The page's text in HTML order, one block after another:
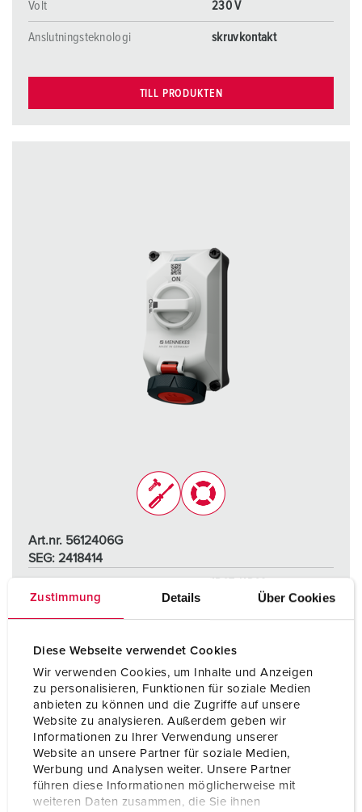
Zustimmung Details Über Cookies
Diese Webseite verwendet Cookies
Wir verwenden Cookies, um Inhalte und Anzeigen
zu personalisieren, Funktionen für soziale Medien
anbieten zu können und die Zugriffe auf unsere
Website zu analysieren. Außerdem geben wir
Informationen zu Ihrer Verwendung unserer
Website an unsere Partner für soziale Medien,
Werbung und Analysen weiter. Unsere Partner
führen diese Informationen möglicherweise mit
weiteren Daten zusammen, die Sie ihnen
Volt 230 V
Anslutningsteknologi skruvkontakt
TILL PRODUKTEN
Art.nr. 5612406G
SEG: 2418414
Poler 4 p
Volt 400 V
Anslutningsteknologi skruvkontakt
TILL PRODUKTEN